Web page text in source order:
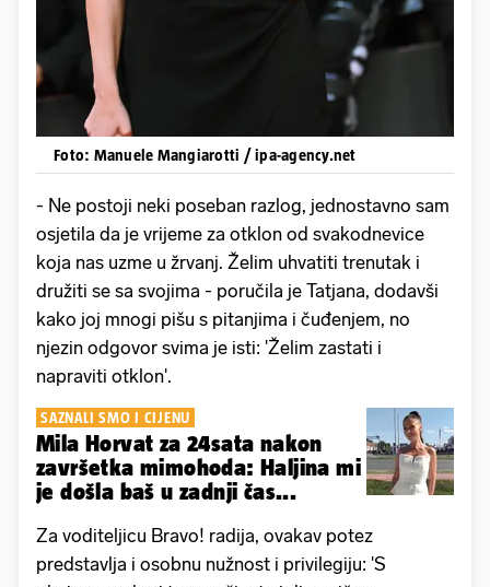
Foto: Manuele Mangiarotti / ipa-agency.net
- Ne postoji neki poseban razlog, jednostavno sam
osjetila da je vrijeme za otklon od svakodnevice
koja nas uzme u žrvanj. Želim uhvatiti trenutak i
družiti se sa svojima - poručila je Tatjana, dodavši
kako joj mnogi pišu s pitanjima i čuđenjem, no
njezin odgovor svima je isti: 'Želim zastati i
napraviti otklon'.
SAZNALI SMO I CIJENU
Mila Horvat za 24sata nakon
završetka mimohoda: Haljina mi
je došla baš u zadnji čas...
Za voditeljicu Bravo! radija, ovakav potez
predstavlja i osobnu nužnost i privilegiju: 'S